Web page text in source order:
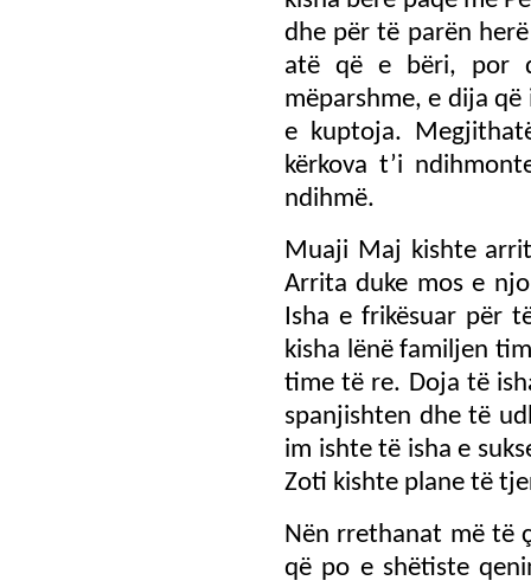
dhe për të parën
atë që e bëri, por
mëparshme, e dija
e kuptoja.
kërkova t’i
ndihmë.
Muaji Maj kishte
Arrita duke mos e
Isha e frikësuar për
kisha lënë familjen
time të re. Doja të
spanjishten dhe të
im ishte të isha e
Zoti kishte plane të
Nën rrethanat më të
që po e shëtiste